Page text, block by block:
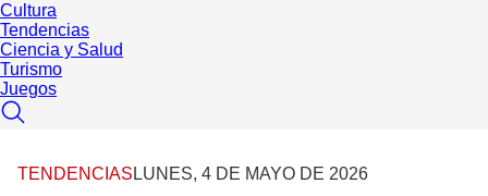
Cultura
Tendencias
Ciencia y Salud
Turismo
Juegos
TENDENCIAS LUNES, 4 DE MAYO DE 2026